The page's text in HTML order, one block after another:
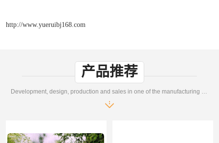
http://www.yueruibj168.com
产品推荐
Development, design, production and sales in one of the manufacturing enterprises